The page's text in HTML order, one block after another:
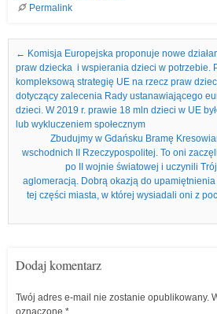
Permalink
Nawigacja we wpisach
← Komisja Europejska proponuje nowe
praw dziecka i wspierania dzieci w potrzebie.
kompleksową strategię UE na rzecz praw
dotyczący zalecenia Rady ustanawiającego
dzieci. W 2019 r. prawie 18 mln dzieci w UE
lub wykluczeniem społecznym
Zbudujmy w Gdańsku Bramę
wschodnich II Rzeczypospolitej. To oni
po II wojnie światowej i uczynili
aglomeracją. Dobrą okazją do
tej części miasta, w której wysiadali oni z
Dodaj komentarz
Twój adres e-mail nie zostanie opublikowany.
oznaczone *